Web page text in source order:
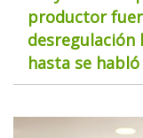
productor
desregulación
hasta se